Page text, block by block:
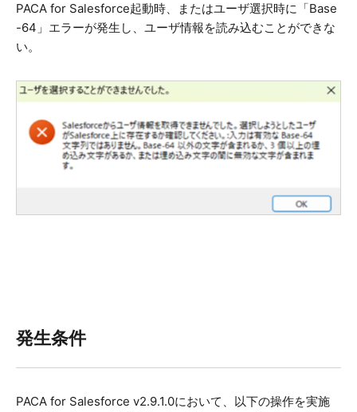
PACA for Salesforce起動時、またはユーザ選択時に「Base
-64」エラーが発生し、ユーザ情報を読み込むことができな
い。
発生条件
PACA for Salesforce v2.9.1.0において、以下の操作を実施